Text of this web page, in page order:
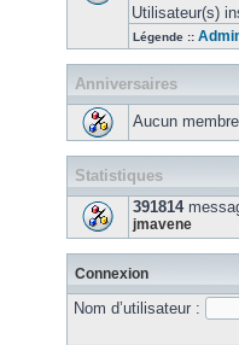
Utilisateur(s)
Légende ::
Anniversaires
Aucun
Statistiques
391814
jmavene
Connexion
Nom d’utilisateur :